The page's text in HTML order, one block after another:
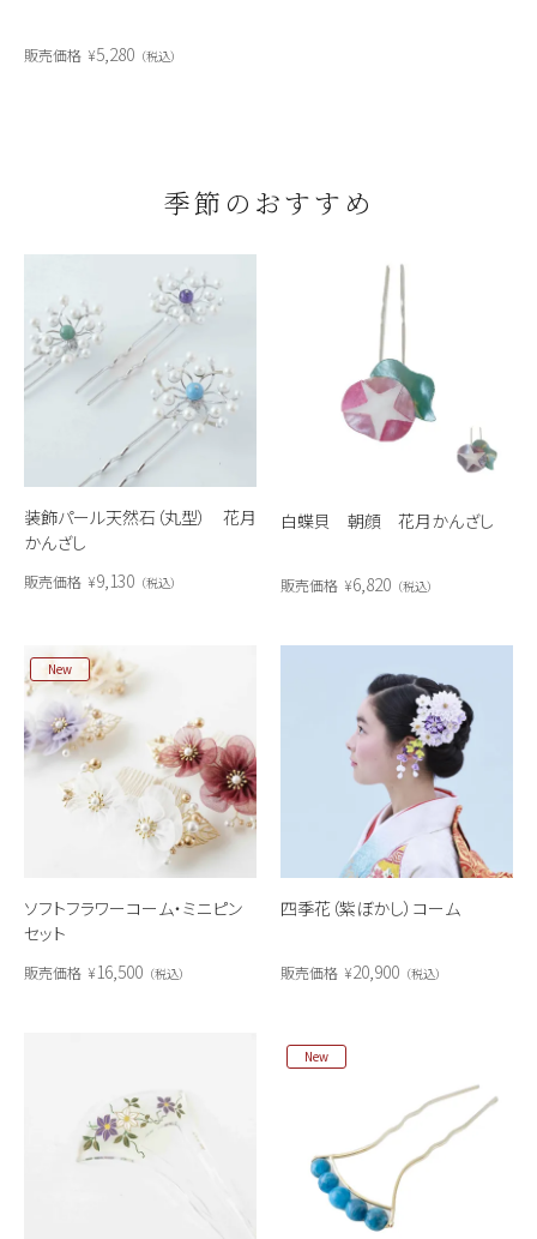
販売価格 ¥5,280 税込
季節のおすすめ
装飾パール天然石（丸型） 花月
かんざし
販売価格 ¥9,130 税込
白蝶貝 朝顔 花月かんざし
販売価格 ¥6,820 税込
ソフトフラワーコーム・ミニピン
セット
New
販売価格 ¥16,500 税込
四季花（紫ぼかし）コーム
販売価格 ¥20,900 税込
New